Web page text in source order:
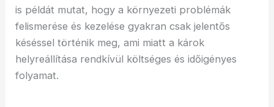
is példát mutat, hogy a környezeti problémák
felismerése és kezelése gyakran csak jelentős
késéssel történik meg, ami miatt a károk
helyreállítása rendkívül költséges és időigényes
folyamat.